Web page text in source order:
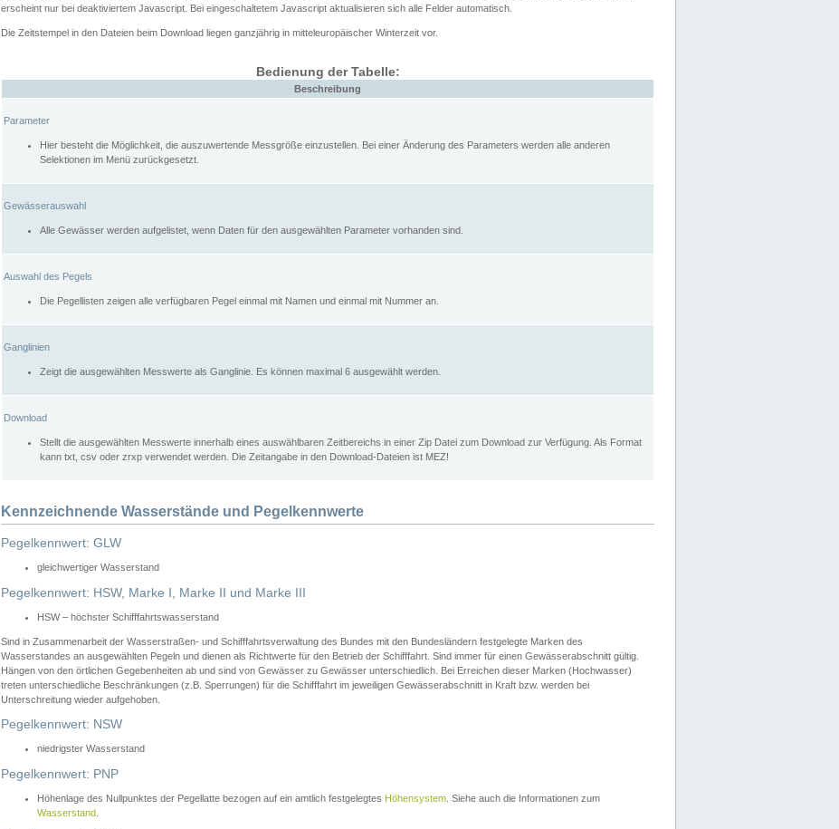
erscheint nur bei deaktiviertem Javascript. Bei eingeschaltetem Javascript aktualisieren sich alle Felder automatisch.
Die Zeitstempel in den Dateien beim Download liegen ganzjährig in mitteleuropäischer Winterzeit vor.
Bedienung der Tabelle:
Beschreibung
Parameter
Hier besteht die Möglichkeit, die auszuwertende Messgröße einzustellen. Bei einer Änderung des Parameters werden alle anderen
Selektionen im Menü zurückgesetzt.
Gewässerauswahl
Alle Gewässer werden aufgelistet, wenn Daten für den ausgewählten Parameter vorhanden sind.
Auswahl des Pegels
Die Pegellisten zeigen alle verfügbaren Pegel einmal mit Namen und einmal mit Nummer an.
Ganglinien
Zeigt die ausgewählten Messwerte als Ganglinie. Es können maximal 6 ausgewählt werden.
Download
Stellt die ausgewählten Messwerte innerhalb eines auswählbaren Zeitbereichs in einer Zip Datei zum Download zur Verfügung. Als Format
kann txt, csv oder zrxp verwendet werden. Die Zeitangabe in den Download-Dateien ist MEZ!
Kennzeichnende Wasserstände und Pegelkennwerte
Pegelkennwert: GLW
gleichwertiger Wasserstand
Pegelkennwert: HSW, Marke I, Marke II und Marke III
HSW – höchster Schifffahrtswasserstand
Sind in Zusammenarbeit der Wasserstraßen- und Schifffahrtsverwaltung des Bundes mit den Bundesländern festgelegte Marken des
Wasserstandes an ausgewählten Pegeln und dienen als Richtwerte für den Betrieb der Schifffahrt. Sind immer für einen Gewässerabschnitt gültig.
Hängen von den örtlichen Gegebenheiten ab und sind von Gewässer zu Gewässer unterschiedlich. Bei Erreichen dieser Marken (Hochwasser)
treten unterschiedliche Beschränkungen (z.B. Sperrungen) für die Schifffahrt im jeweiligen Gewässerabschnitt in Kraft bzw. werden bei
Unterschreitung wieder aufgehoben.
Pegelkennwert: NSW
niedrigster Wasserstand
Pegelkennwert: PNP
Höhenlage des Nullpunktes der Pegellatte bezogen auf ein amtlich festgelegtes Höhensystem . Siehe auch die Informationen zum
Wasserstand